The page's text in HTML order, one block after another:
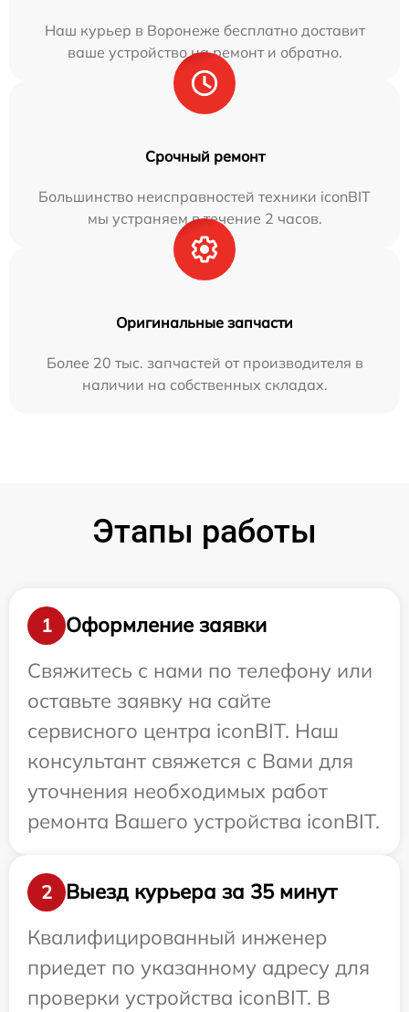
Наш курьер в Воронеже бесплатно доставит
ваше устройство на ремонт и обратно.
Срочный ремонт
Большинство неисправностей техники iconBIT
мы устраняем в течение 2 часов.
Оригинальные запчасти
Более 20 тыс. запчастей от производителя в
наличии на собственных складах.
Этапы работы
1
Оформление заявки
Свяжитесь с нами по телефону или
оставьте заявку на сайте
сервисного центра iconBIT. Наш
консультант свяжется с Вами для
уточнения необходимых работ
ремонта Вашего устройства iconBIT.
2
Выезд курьера за 35 минут
Квалифицированный инженер
приедет по указанному адресу для
проверки устройства iconBIT. В